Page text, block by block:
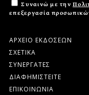
Συναινώ με την
επεξεργασία
ΑΡΧΕΙΟ ΕΚΔΟΣΕΩΝ
ΣΧΕΤΙΚΑ
ΣΥΝΕΡΓΑΤΕΣ
ΔΙΑΦΗΜΙΣΤΕΙΤΕ
ΕΠΙΚΟΙΝΩΝΙΑ